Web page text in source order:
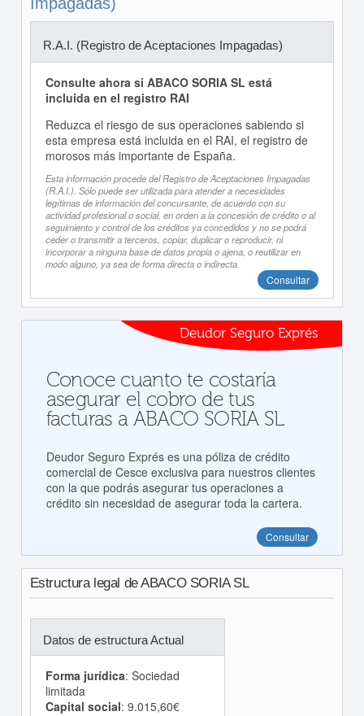
R.A.I. (Registro de Aceptaciones Impagadas)
Consulte ahora si ABACO SORIA SL está
incluida en el registro RAI
Reduzca el riesgo de sus operaciones sabiendo si
esta empresa está incluida en el RAI, el registro de
morosos más importante de España.
Esta información procede del Registro de Aceptaciones Impagadas
(R.A.I.). Sólo puede ser utilizada para atender a necesidades
legítimas de información del concursante, de acuerdo con su
actividad profesional o social, en orden a la concesión de crédito o al
seguimiento y control de los créditos ya concedidos y no se podrá
ceder o transmitir a terceros, copiar, duplicar o reproducir, ni
incorporar a ninguna base de datos propia o ajena, o reutilizar en
modo alguno, ya sea de forma directa o indirecta.
Consultar
Deudor Seguro Exprés
Conoce cuanto te costaría
asegurar el cobro de tus
facturas a ABACO SORIA SL
Deudor Seguro Exprés es una póliza de crédito
comercial de Cesce exclusiva para nuestros clientes
con la que podrás asegurar tus operaciones a
crédito sin necesidad de asegurar toda la cartera.
Consultar
Estructura legal de ABACO SORIA SL
Datos de estructura Actual
Forma jurídica: Sociedad
limitada
Capital social: 9.015,60€